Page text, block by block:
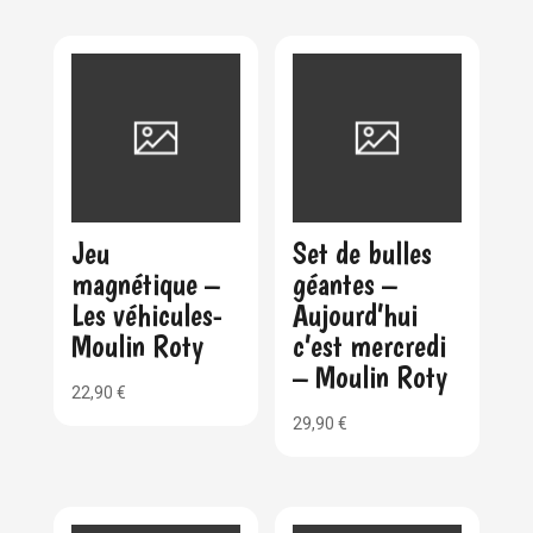
Jeu
magnétique –
Les véhicules-
Moulin Roty
22,90 €
Set de bulles
géantes –
Aujourd’hui
c’est mercredi
– Moulin Roty
29,90€